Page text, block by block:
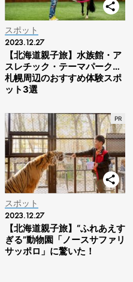
スポット
2023.12.27
【北海道親子旅】水族館・ア
スレチック・テーマパーク…
札幌周辺のおすすめ体験スポ
ット3選
スポット
2023.12.27
【北海道親子旅】“ふれあえす
ぎる”動物園「ノースサファリ
サッポロ」に驚いた！